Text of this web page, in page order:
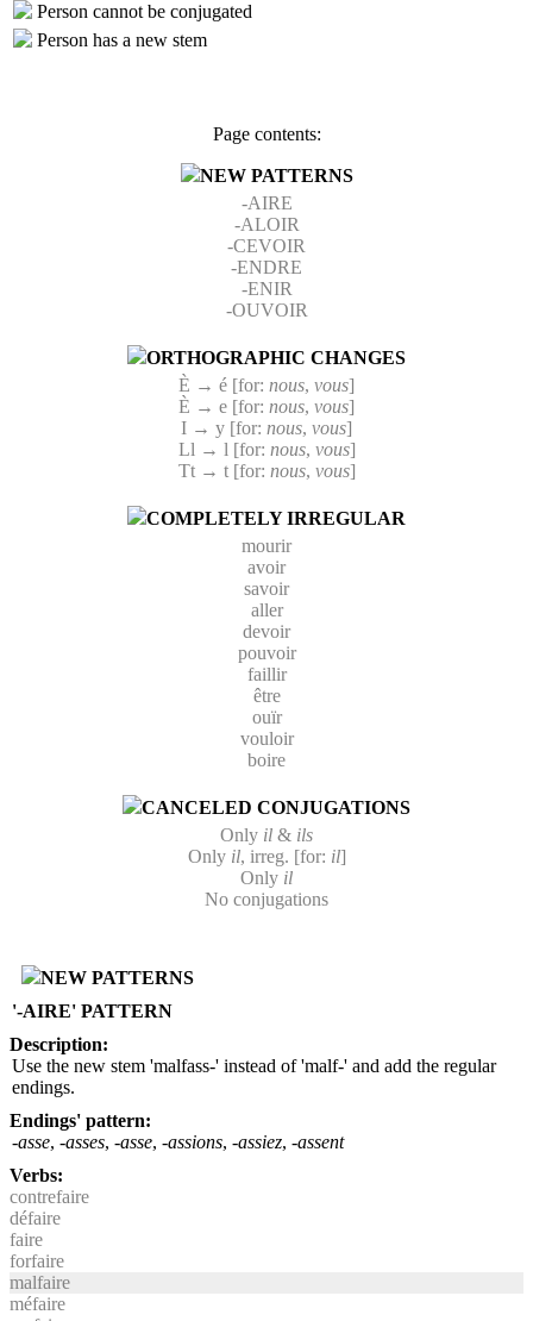
Person cannot be conjugated
Person has a new stem
Page contents:
NEW PATTERNS
-AIRE
-ALOIR
-CEVOIR
-ENDRE
-ENIR
-OUVOIR
ORTHOGRAPHIC CHANGES
È → é [for: nous, vous]
È → e [for: nous, vous]
I → y [for: nous, vous]
Ll → l [for: nous, vous]
Tt → t [for: nous, vous]
COMPLETELY IRREGULAR
mourir
avoir
savoir
aller
devoir
pouvoir
faillir
être
ouïr
vouloir
boire
CANCELED CONJUGATIONS
Only il & ils
Only il, irreg. [for: il]
Only il
No conjugations
NEW PATTERNS
'-AIRE' PATTERN
Description:
Use the new stem 'malfass-' instead of 'malf-' and add the regular
endings.
Endings' pattern:
-asse, -asses, -asse, -assions, -assiez, -assent
Verbs:
contrefaire
défaire
faire
forfaire
malfaire
méfaire